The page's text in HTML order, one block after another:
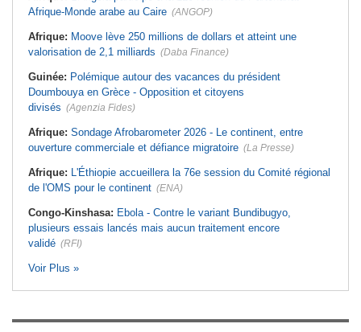
Afrique-Monde arabe au Caire (ANGOP)
Afrique: Moove lève 250 millions de dollars et atteint une
valorisation de 2,1 milliards (Daba Finance)
Guinée: Polémique autour des vacances du président
Doumbouya en Grèce - Opposition et citoyens
divisés (Agenzia Fides)
Afrique: Sondage Afrobarometer 2026 - Le continent, entre
ouverture commerciale et défiance migratoire (La Presse)
Afrique: L'Éthiopie accueillera la 76e session du Comité régional
de l'OMS pour le continent (ENA)
Congo-Kinshasa: Ebola - Contre le variant Bundibugyo,
plusieurs essais lancés mais aucun traitement encore
validé (RFI)
Voir Plus »